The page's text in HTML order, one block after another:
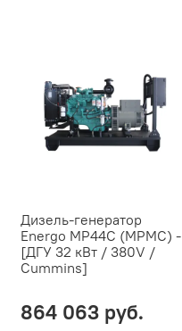
Дизель-генератор
Energo MP44C (MPMC) -
[ДГУ 32 кВт / 380V /
Cummins]
864 063 руб.